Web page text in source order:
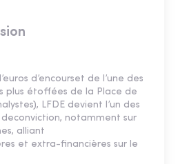
d’encourset de l’une des
plus étoffées de la Place de
LFDE devient l’un des
notamment sur
alliant
et extra-financières sur le